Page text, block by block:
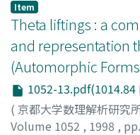
Item
Theta liftings : a
and representation
(Automorphic
1052-13.pdf(1014.84
( 京都大学数理解析研究
Volume 1052 , 1998 ,